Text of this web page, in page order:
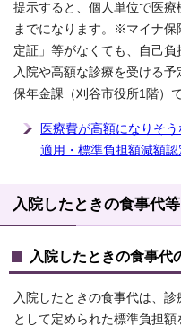
提示すると、個人単位で医
までになります。※マイナ保
定証」等がなくても、自己負
入院や高額な診療を受ける
保年金課（刈谷市役所1階）
医療費が高額になりそ
適用・標準負担額減額認
入院したときの食事代等
入院したときの食事代
入院したときの食事代は、
として定められた標準負担